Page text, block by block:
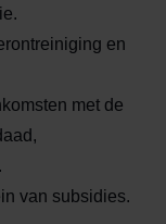
en
met de
van subsidies.